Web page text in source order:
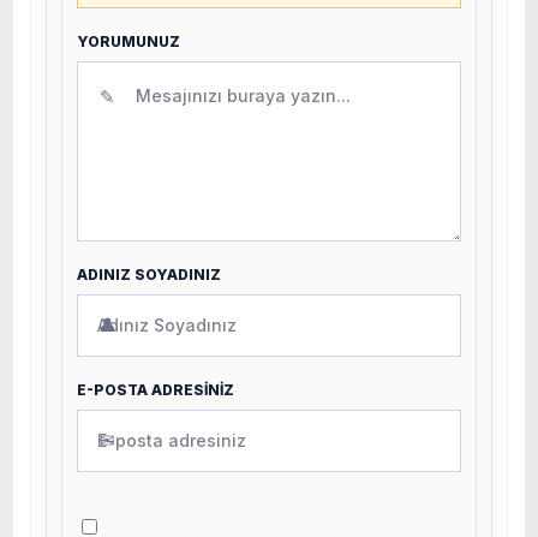
YORUMUNUZ
✎
ADINIZ SOYADINIZ
👤
E-POSTA ADRESİNİZ
✉